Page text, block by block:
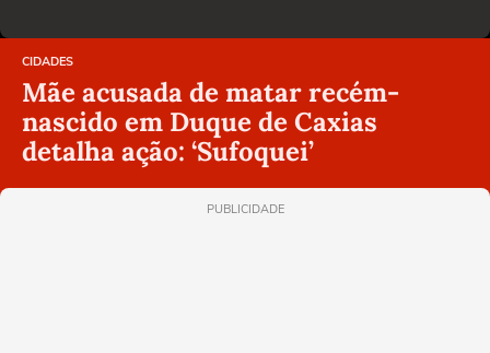
CIDADES
Mãe acusada de matar recém-
nascido em Duque de Caxias
detalha ação: ‘Sufoquei’
PUBLICIDADE